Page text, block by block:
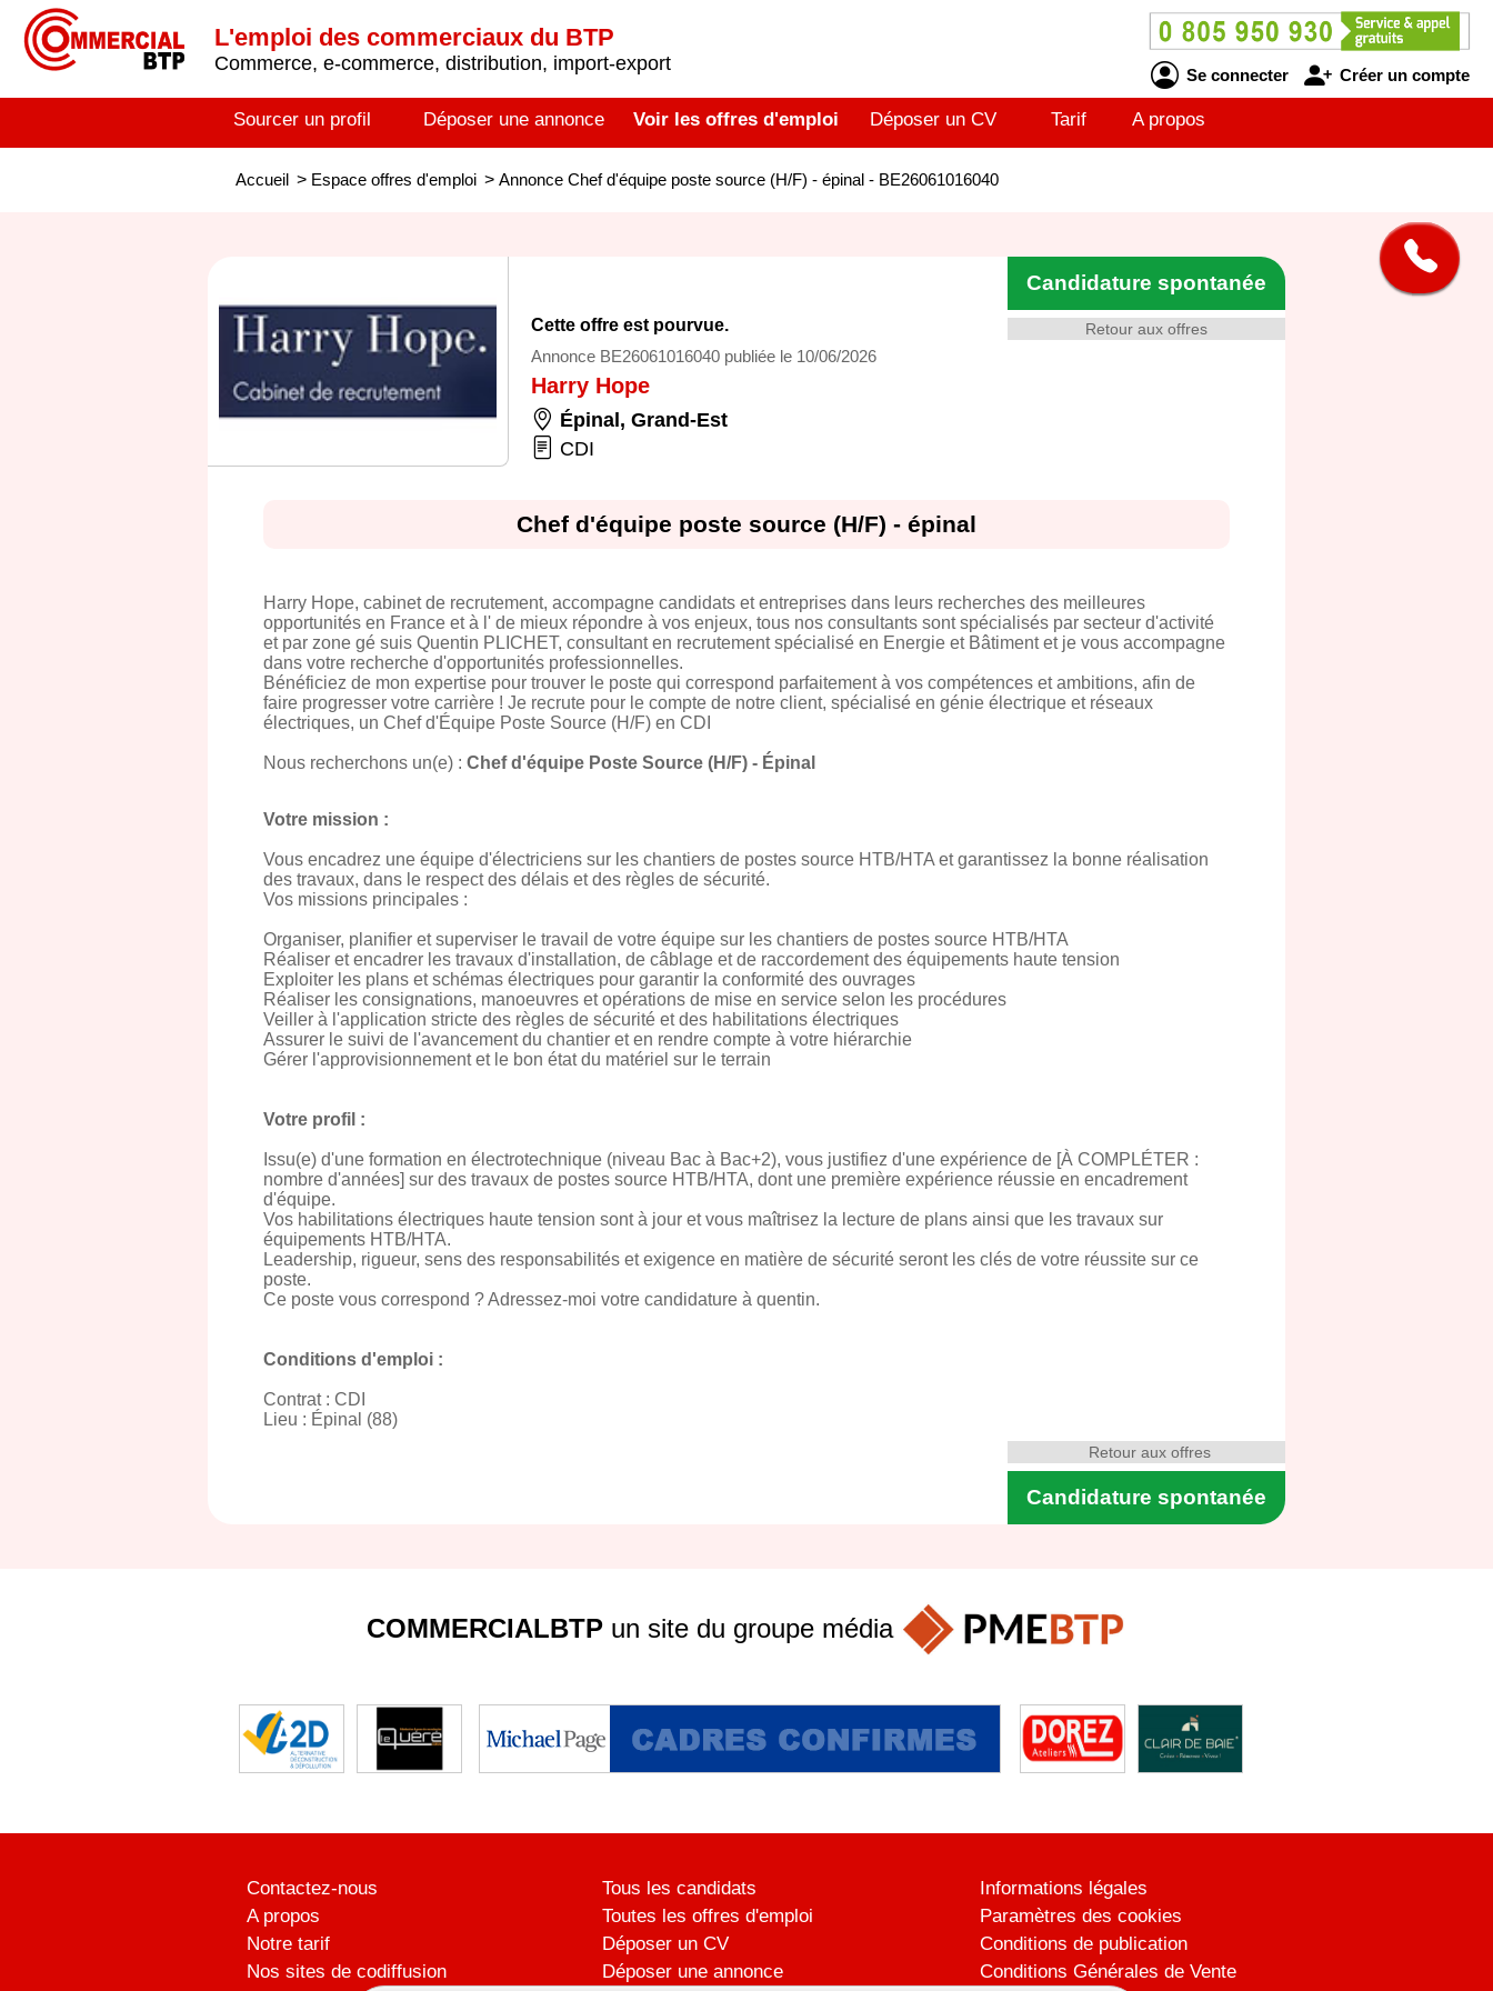
L'emploi des commerciaux du BTP
Commerce, e-commerce, distribution, import-export
Se connecter Créer un compte
Sourcer un profil Déposer une annonce Voir les offres d'emploi Déposer un CV Tarif A propos
Accueil > Espace offres d'emploi > Annonce Chef d'équipe poste source (H/F) - épinal - BE26061016040
Retour aux offres
Candidature spontanée
Cette offre est pourvue.
Annonce BE26061016040 publiée le 10/06/2026
Harry Hope
Épinal , Grand-Est
CDI
Chef d'équipe poste source (H/F) - épinal
Harry Hope, cabinet de recrutement, accompagne candidats et entreprises dans leurs recherches des meilleures
opportunités en France et à l' de mieux répondre à vos enjeux, tous nos consultants sont spécialisés par secteur d'activité
et par zone gé suis Quentin PLICHET, consultant en recrutement spécialisé en Energie et Bâtiment et je vous accompagne
dans votre recherche d'opportunités professionnelles.
Bénéficiez de mon expertise pour trouver le poste qui correspond parfaitement à vos compétences et ambitions, afin de
faire progresser votre carrière ! Je recrute pour le compte de notre client, spécialisé en génie électrique et réseaux
électriques, un Chef d'Équipe Poste Source (H/F) en CDI
Nous recherchons un(e) : Chef d'équipe Poste Source (H/F) - Épinal
Votre mission :
Vous encadrez une équipe d'électriciens sur les chantiers de postes source HTB/HTA et garantissez la bonne réalisation
des travaux, dans le respect des délais et des règles de sécurité.
Vos missions principales :
Organiser, planifier et superviser le travail de votre équipe sur les chantiers de postes source HTB/HTA
Réaliser et encadrer les travaux d'installation, de câblage et de raccordement des équipements haute tension
Exploiter les plans et schémas électriques pour garantir la conformité des ouvrages
Réaliser les consignations, manoeuvres et opérations de mise en service selon les procédures
Veiller à l'application stricte des règles de sécurité et des habilitations électriques
Assurer le suivi de l'avancement du chantier et en rendre compte à votre hiérarchie
Gérer l'approvisionnement et le bon état du matériel sur le terrain
Votre profil :
Issu(e) d'une formation en électrotechnique (niveau Bac à Bac+2), vous justifiez d'une expérience de [À COMPLÉTER :
nombre d'années] sur des travaux de postes source HTB/HTA, dont une première expérience réussie en encadrement
d'équipe.
Vos habilitations électriques haute tension sont à jour et vous maîtrisez la lecture de plans ainsi que les travaux sur
équipements HTB/HTA.
Leadership, rigueur, sens des responsabilités et exigence en matière de sécurité seront les clés de votre réussite sur ce
poste.
Ce poste vous correspond ? Adressez-moi votre candidature à quentin.
Conditions d'emploi :
Contrat : CDI
Lieu : Épinal (88)
Candidature spontanée
Retour aux offres
COMMERCIALBTP un site du groupe média
Contactez-nous
A propos
Notre tarif
Nos sites de codiffusion
Tous les candidats
Toutes les offres d'emploi
Déposer un CV
Déposer une annonce
Informations légales
Paramètres des cookies
Conditions de publication
Conditions Générales de Vente